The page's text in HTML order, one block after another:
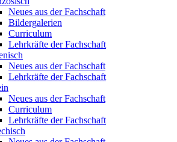
Neues aus der Fachschaft
Bildergalerien
Curriculum
Lehrkräfte der Fachschaft
Neues aus der Fachschaft
Lehrkräfte der Fachschaft
Neues aus der Fachschaft
Curriculum
Lehrkräfte der Fachschaft